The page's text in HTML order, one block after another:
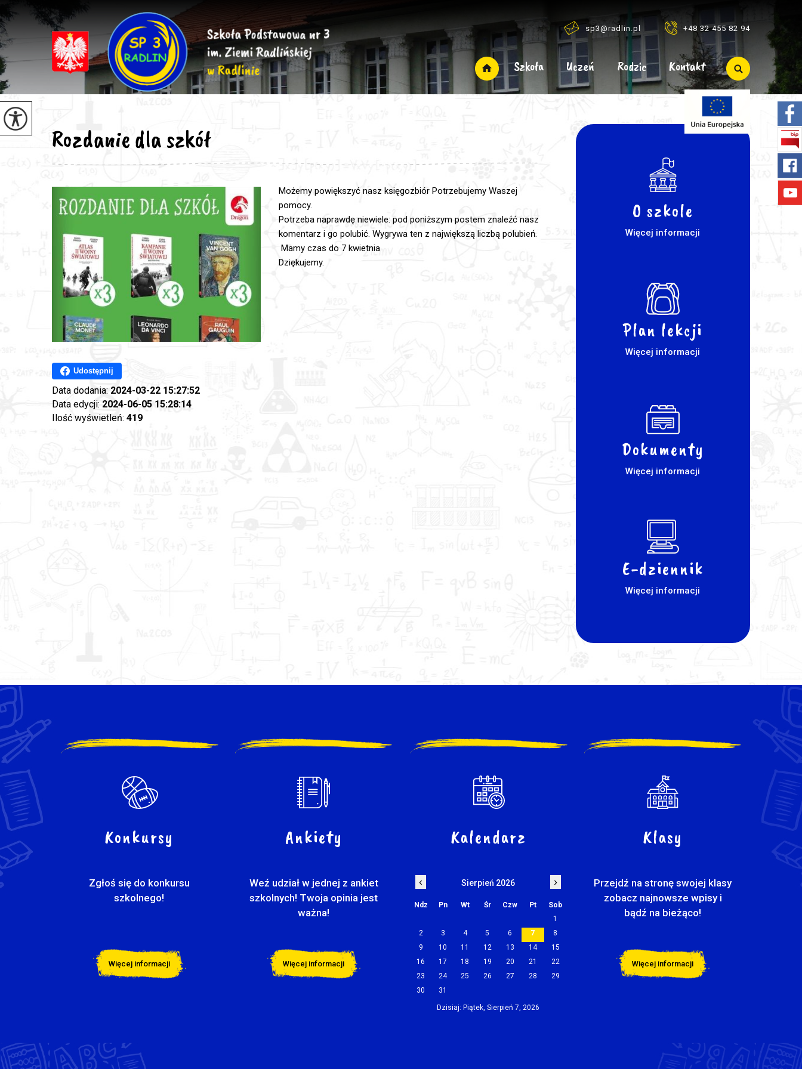
sp3@radlin.pl +48 32 455 82 94
Szkoła Uczeń Rodzic Kontakt
Rozdanie dla szkół
Możemy powiększyć nasz księgozbiór Potrzebujemy Waszej
pomocy.
Potrzeba naprawdę niewiele: pod poniższym postem znaleźć nasz
komentarz i go polubić. Wygrywa ten z największą liczbą polubień.
Mamy czas do 7 kwietnia
Dziękujemy.
Udostępnij
Data dodania: 2024-03-22 15:27:52
Data edycji: 2024-06-05 15:28:14
Ilość wyświetleń: 419
O szkole
Więcej informacji
Plan lekcji
Więcej informacji
Dokumenty
Więcej informacji
E-dziennik
Więcej informacji
Konkursy
Zgłoś się do konkursu
szkolnego!
Więcej informacji
Ankiety
Weź udział w jednej z ankiet
szkolnych! Twoja opinia jest
ważna!
Więcej informacji
Kalendarz
‹ Sierpień 2026 ›
Ndz Pn Wt Śr Czw Pt
Sob
1
2
3 4 5 6 7
8
9
10 11 12 13 14
15
16
17 18 19 20 21
22
23
24 25 26 27 28
29
30
31
Dzisiaj: Piątek, Sierpień 7, 2026
Klasy
Przejdź na stronę swojej klasy
zobacz najnowsze wpisy i
bądź na bieżąco!
Więcej informacji